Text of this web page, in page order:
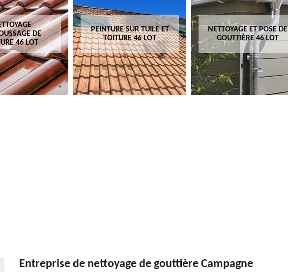
DE
46 LOT
PEINTURE SUR TUILE ET
TOITURE 46 LOT
NETTOYAGE ET POSE DE
GOUTTIÈRE 46 LOT
Entreprise de nettoyage de gouttière Campagne